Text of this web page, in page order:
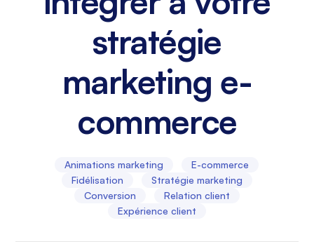
stratégie
marketing e-
commerce
Animations marketing
E-commerce
Fidélisation
Stratégie marketing
Conversion
Relation client
Expérience client